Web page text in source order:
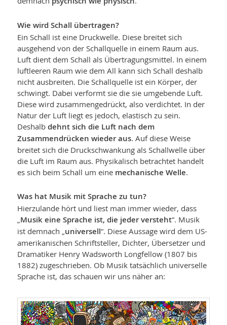
Wie wird Schall übertragen?
Ein Schall ist eine Druckwelle. Diese breitet sich
ausgehend von der Schallquelle in einem Raum aus.
Luft dient dem Schall als Übertragungsmittel. In einem
luftleeren Raum wie dem All kann sich Schall deshalb
nicht ausbreiten. Die Schallquelle ist ein Körper, der
schwingt. Dabei verformt sie die sie umgebende Luft.
Diese wird zusammengedrückt, also verdichtet. In der
Natur der Luft liegt es jedoch, elastisch zu sein.
Deshalbdehnt sich die Luft nach dem
Zusammendrücken wieder aus. Auf diese Weise
breitet sich die Druckschwankung als Schallwelle über
die Luft im Raum aus. Physikalisch betrachtet handelt
es sich beim Schall um eine mechanische Welle.
Was hat Musik mit Sprache zu tun?
Hierzulande hört und liest man immer wieder, dass
„Musik eine Sprache ist, die jeder versteht“. Musik
ist demnach „universell“. Diese Aussage wird dem US-
amerikanischen Schriftsteller, Dichter, Übersetzer und
Dramatiker Henry Wadsworth Longfellow (1807 bis
1882) zugeschrieben. Ob Musik tatsächlich universelle
Sprache ist, das schauen wir uns näher an: